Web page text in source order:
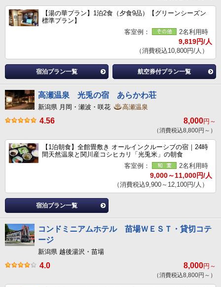
【湯の華プラン】1泊2食（夕食9品）【グリーンシーズン
標準プラン】
客室例：
2名利用時
9,819円/人
（消費税込10,800円/人）
宿泊プラン一覧 航空券付プラン一覧
高瀬温泉 光兎の宿 あらかわ荘
新潟県 月岡・瀬波・咲花 高瀬温泉
4.56 8,000円～
（消費税込8,800円～）
【1泊朝食】全館畳敷き オールインクルーシブの宿｜24時
間天然温泉と関川産コシヒカリ「光兎米」の朝食
客室例：
2名利用時
9,000～11,000円/人
（消費税込9,900～12,100円/人）
宿泊プラン一覧
コンドミニアムホテル 苗場ＷＥＳＴ・貸切コテ
ージ
新潟県 越後湯沢・苗場
4.0 8,000円～
（消費税込8,800円～）